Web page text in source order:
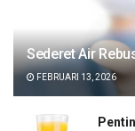
Sederet Air
FEBRUARI 13, 2026